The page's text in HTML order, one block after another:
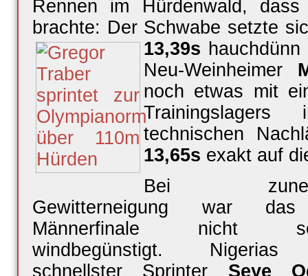
Rennen im Hürdenwald,
brachte: Der Schwabe setzte
13,39s
Neu-Weinheimer
noch etwas mit
technischen
13,65s exakt auf
Bei
Gewitterneigung war
Männerfinale nicht
windbegünstigt. Nigerias
schnellster Sprinter Seye